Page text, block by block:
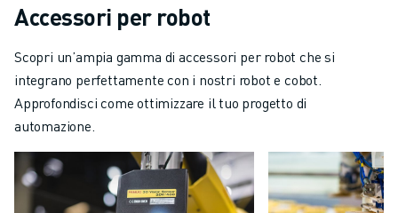
Accessori per robot
Scopri un’ampia gamma di accessori per robot che si
integrano perfettamente con i nostri robot e cobot.
Approfondisci come ottimizzare il tuo progetto di
automazione.